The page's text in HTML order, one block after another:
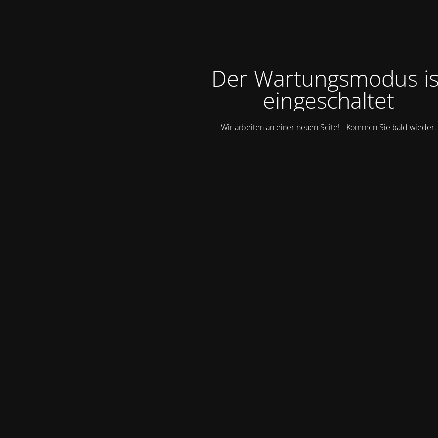
Der Wartungsmodus
eingeschaltet
Wir arbeiten an einer neuen Seite! - Kommen Sie bald wieder.